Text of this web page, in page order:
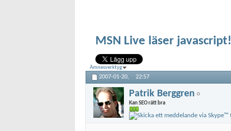
MSN Live läser javascript!
Ämnesverktyg
2007-01-20, 22:57
Patrik Berggren
Kan SEO rätt bra